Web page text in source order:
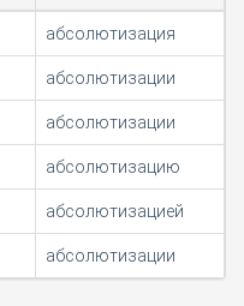
абсолютизация
абсолютизации
абсолютизации
абсолютизацию
абсолютизацией
абсолютизации